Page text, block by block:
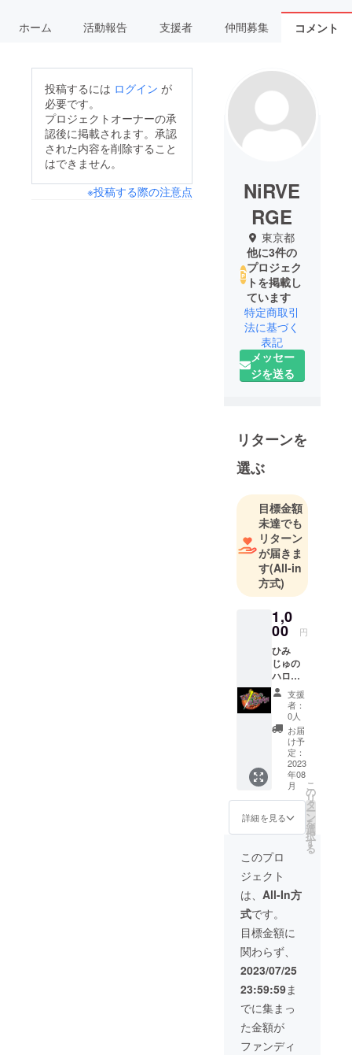
ホーム 活動報告 支援者 仲間募集 コメント
投稿するには ログイン が
必要です。
プロジェクトオーナーの承
認後に掲載されます。承認
された内容を削除すること
はできません。
※投稿する際の注意点
NiRVE
RGE
東京都
他に3件の
プロジェク
トを掲載し
ています
特定商取引
法に基づく
表記
メッセー
ジを送る
リターンを
選ぶ
目標金額
未達でも
リターン
が届きま
す(All-in
方式)
1,0
00 円
ひみ
じゅの
ハロ
ウィン
オリジ
ナルロ
ゴス
テッ
カー
１枚 サ
イズ
55×91
mm程
度を予
定
支援
者：
0人
お届
け予
定：
2023
年08
月
詳細を見る
こ
の
リ
タ
ー
ン
を
選
択
す
る
このプロ
ジェクト
は、 All-In方
式です。
目標金額に
関わらず、
2023/07/25
23:59:59ま
でに集まっ
た金額が
ファンディ